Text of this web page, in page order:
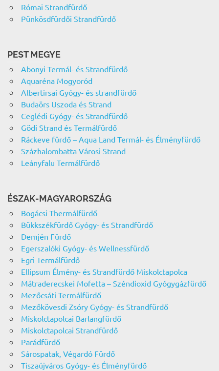
Római Strandfürdő
Pünkösdfürdői Strandfürdő
PEST MEGYE
Abonyi Termál- és Strandfürdő
Aquaréna Mogyoród
Albertirsai Gyógy- és strandfürdő
Budaörs Uszoda és Strand
Ceglédi Gyógy- és Strandfürdő
Gödi Strand és Termálfürdő
Ráckeve fürdő – Aqua Land Termál- és Élményfürdő
Százhalombatta Városi Strand
Leányfalu Termálfürdő
ÉSZAK-MAGYARORSZÁG
Bogácsi Thermálfürdő
Bükkszékfürdő Gyógy- és Strandfürdő
Demjén Fürdő
Egerszalóki Gyógy- és Wellnessfürdő
Egri Termálfürdő
Ellipsum Élmény- és Strandfürdő Miskolctapolca
Mátraderecskei Mofetta – Széndioxid Gyógygázfürdő
Mezőcsáti Termálfürdő
Mezőkövesdi Zsóry Gyógy- és Strandfürdő
Miskolctapolcai Barlangfürdő
Miskolctapolcai Strandfürdő
Parádfürdő
Sárospatak, Végardó Fürdő
Tiszaújváros Gyógy- és Élményfürdő